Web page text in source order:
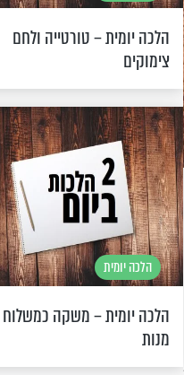
הלכה יומית – טורטייה ולחם
צימוקים
הלכה יומית
הלכה יומית – משקה כמשלוח
מנות